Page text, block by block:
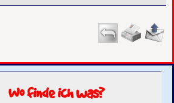
Wo finde ich was?